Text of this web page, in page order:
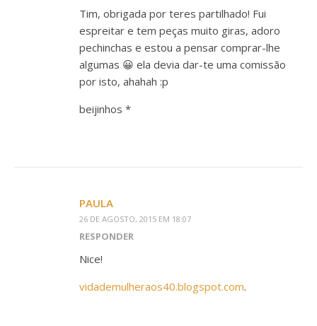
Tim, obrigada por teres partilhado! Fui
espreitar e tem peças muito giras, adoro
pechinchas e estou a pensar comprar-lhe
algumas 😀 ela devia dar-te uma comissão
por isto, ahahah :p
beijinhos *
PAULA
26 DE AGOSTO, 2015 EM 18:07
RESPONDER
Nice!
vidademulheraos40.blogspot.com.